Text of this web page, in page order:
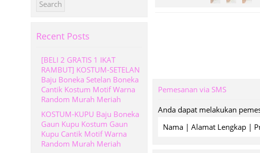
Pemesanan via SMS
Anda dapat melakukan
Nama | Alamat Lengkap |
Recent Posts
[BELI 2 GRATIS 1 IKAT
RAMBUT] KOSTUM-SETELAN
Baju Boneka Setelan Boneka
Cantik Kostum Motif Warna
Random Murah Meriah
KOSTUM-KUPU Baju Boneka
Gaun Kupu Kostum Gaun
Kupu Cantik Motif Warna
Random Murah Meriah